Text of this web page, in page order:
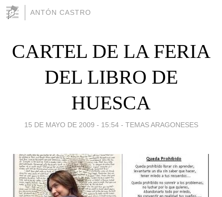
ANTÓN CASTRO
CARTEL DE LA FERIA
DEL LIBRO DE
HUESCA
15 DE MAYO DE 2009 - 15:54 - TEMAS ARAGONESES